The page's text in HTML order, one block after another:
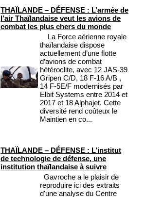
THAÏLANDE – DÉFENSE : L’armée de
l’air Thaïlandaise veut les avions de
combat les plus chers du monde
La Force aérienne royale
thaïlandaise dispose
actuellement d’une flotte
d’avions de combat
hétéroclite, avec 12 JAS-39
Gripen C/D, 18 F-16 A/B ,
14 F-5E/F modernisés par
Elbit Systems entre 2014 et
2017 et 18 Alphajet. Cette
diversité rend coûteux le
Maintien en co...
THAÏLANDE – DÉFENSE : L’institut
de technologie de défense, une
institution thaïlandaise à suivre
Gavroche a le plaisir de
reproduire ici des extraits
d'une analyse du Centre